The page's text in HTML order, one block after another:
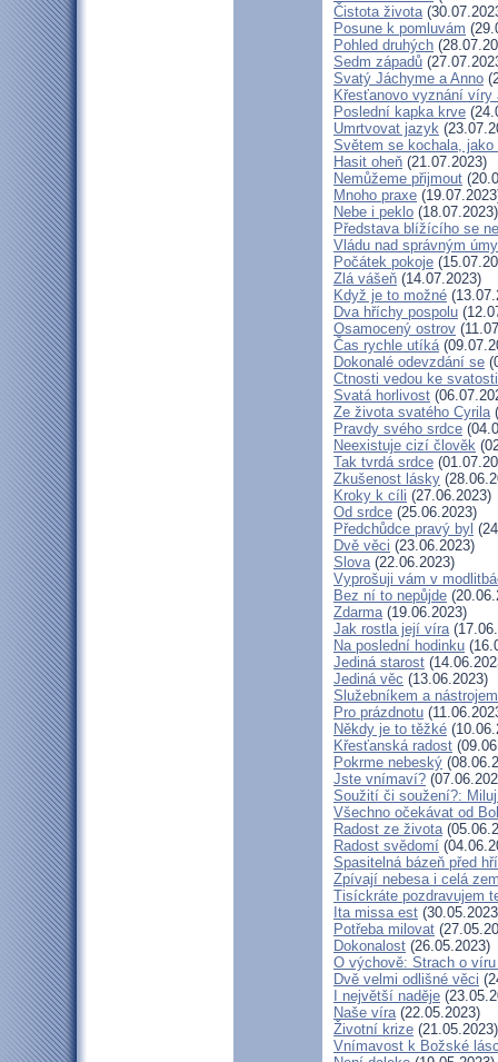
Čistota života
Posune k pomluvám
Pohled druhých
Sedm západů
Svatý Jáchyme a Anno
Křesťanovo vyznání víry
Poslední kapka krve
Umrtvovat jazyk
Světem se kochala,
Hasit oheň (21.07.2023)
Nemůžeme přijmout
Mnoho praxe
Nebe i peklo (18.07.2023)
Představa blížícího se
Vládu nad správným
Počátek pokoje
Zlá vášeň (14.07.2023)
Když je to možné
Dva hříchy pospolu
Osamocený ostrov
Čas rychle utíká
Dokonalé odevzdání se
Ctnosti vedou ke svatosti
Svatá horlivost
Ze života svatého Cyrila
Pravdy svého srdce
Neexistuje cizí člověk
Tak tvrdá srdce
Zkušenost lásky
Kroky k cíli (27.06.2023)
Od srdce (25.06.2023)
Předchůdce pravý byl
Dvě věci (23.06.2023)
Slova(22.06.2023)
Vyprošuji vám v
Bez ní to nepůjde
Zdarma(19.06.2023)
Jak rostla její víra
Na poslední hodinku
Jediná starost
Jediná věc (13.06.2023)
Služebníkem a nástrojem
Pro prázdnotu
Někdy je to těžké
Křesťanská radost
Pokrme nebeský
Jste vnímaví?
Soužití či soužení?:
Všechno očekávat od
Radost ze života
Radost svědomí
Spasitelná bázeň před
Zpívají nebesa i celá
Tisíckráte pozdravujem
Ita missa est
Potřeba milovat
Dokonalost (26.05.2023)
O výchově: Strach o
Dvě velmi odlišné věci
I největší naděje
Naše víra(22.05.2023)
Životní krize (21.05.2023)
Vnímavost k Božské